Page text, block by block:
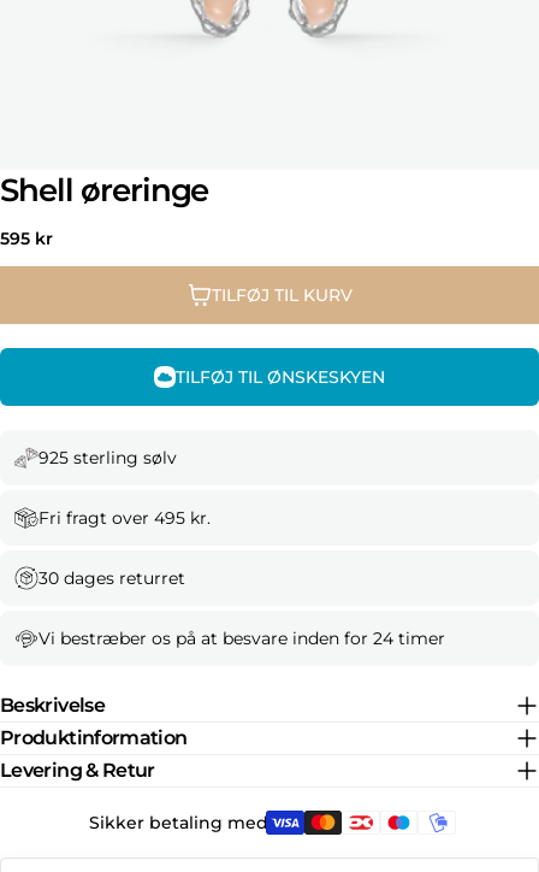
Shell øreringe
Normal
pris
595 kr
TILFØJ TIL KURV
TILFØJ TIL ØNSKESKYEN
925 sterling sølv
Fri fragt over 495 kr.
30 dages returret
Vi bestræber os på at besvare inden for 24 timer
Beskrivelse
Produktinformation
Levering & Retur
Sikker betaling med: